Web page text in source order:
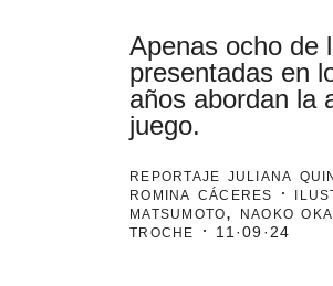
Apenas ocho de
presentadas en
años abordan la
juego.
reportaje juliana
romina cáceres ·
matsumoto, naoko
troche ·
11·09·24